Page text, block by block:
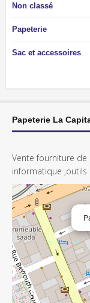
Non classé
Papeterie
Sac et accessoires
Papeterie La
Vente fourniture
informatique ,outils